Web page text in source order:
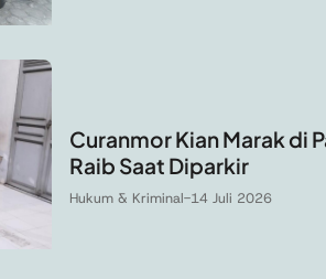
Curanmor Kian Marak di
Raib Saat Diparkir
Hukum & Kriminal-14 Juli 2026